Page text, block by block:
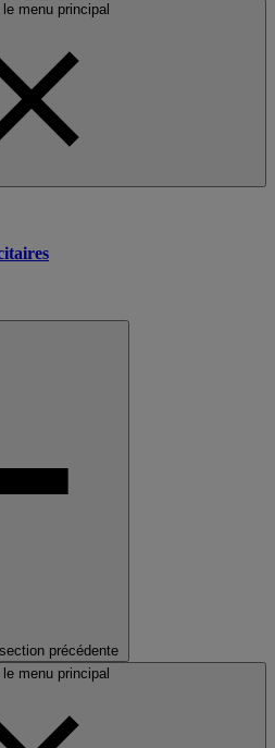
le menu principal
précédente
le menu principal